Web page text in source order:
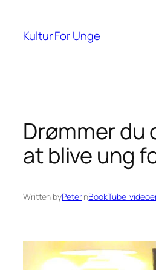
indhold
Kultur For Unge
Drømmer du
at blive ung
Written byPeterinBookTube-